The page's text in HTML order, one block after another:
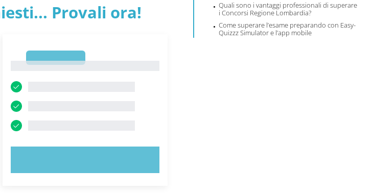
Quali sono i vantaggi professionali di superare
i Concorsi Regione Lombardia?
Come superare l’esame preparando con Easy-
Quizzz Simulator e l’app mobile
Provali ora!